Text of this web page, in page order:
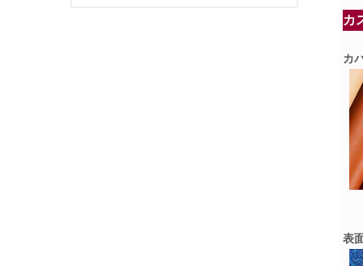
カ
カ
表